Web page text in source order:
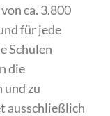
ca. 3.800
für jede
Schulen
die
und zu
ausschließlich